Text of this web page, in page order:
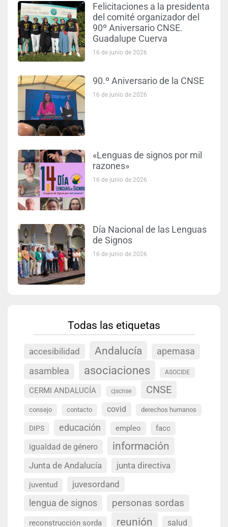
Felicitaciones a la presidenta
del comité organizador del
90º Aniversario CNSE.
Guadalupe Cuerva
16 de junio de 2026
90.º Aniversario de la CNSE
16 de junio de 2026
«Lenguas de signos por mil
razones»
16 de junio de 2026
Día Nacional de las Lenguas
de Signos
16 de junio de 2026
Todas las etiquetas
accesibilidad Andalucía
apemasa
asamblea
asociaciones ASOCIDE
CERMI ANDALUCÍA cjscnse CNSE
consejo contacto covid derechos humanos
DIPS educación empleo facc
igualdad de género información
Junta de Andalucía junta directiva
juventud juvesordand
lengua de signos personas sordas
reconstrucción sorda reunión salud